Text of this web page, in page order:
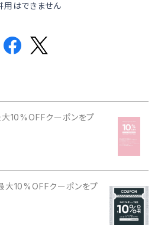
用はできません
大10%OFFクーポンをプ
大10%OFFクーポンをプ